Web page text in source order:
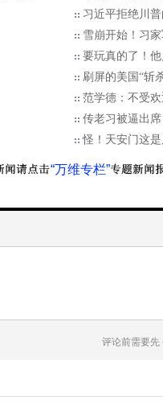
习近平拒绝川普
雪崩开始！习
要玩真的了！
刷屏的美国“斩
范学德：不受
传老习被逼出
怪！天安门这
“万维专栏”
评论前需要先